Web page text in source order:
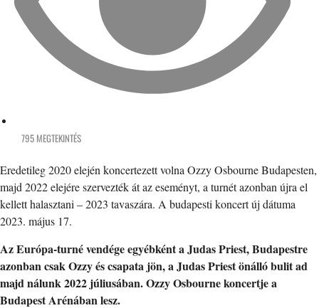
795 MEGTEKINTÉS
Eredetileg 2020 elején koncertezett volna Ozzy Osbourne Budapesten,
majd 2022 elejére szervezték át az eseményt, a turnét azonban újra el
kellett halasztani – 2023 tavaszára. A budapesti koncert új dátuma
2023. május 17.
Az Európa-turné vendége egyébként a Judas Priest, Budapestre
azonban csak Ozzy és csapata jön, a Judas Priest önálló bulit ad
majd nálunk 2022 júliusában. Ozzy Osbourne koncertje a
Budapest Arénában lesz.